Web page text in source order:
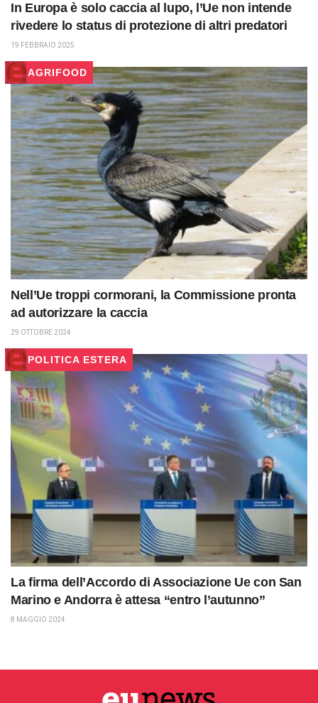
In Europa è solo caccia al lupo, l’Ue non intende
rivedere lo status di protezione di altri predatori
19 FEBBRAIO 2025
AGRIFOOD
Nell’Ue troppi cormorani, la Commissione pronta
ad autorizzare la caccia
29 OTTOBRE 2024
POLITICA ESTERA
La firma dell’Accordo di Associazione Ue con San
Marino e Andorra è attesa “entro l’autunno”
8 MAGGIO 2024